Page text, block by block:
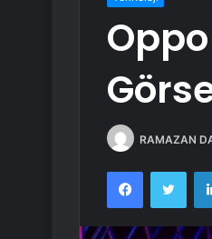
RAMAZAN
Facebook